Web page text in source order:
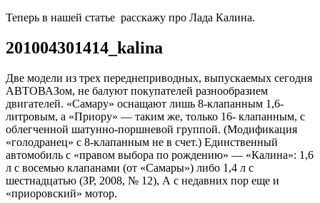
Теперь в нашей статье расскажу про Лада Калина.
201004301414_kalina
Две модели из трех переднеприводных, выпускаемых сегодня
АВТОВАЗом, не балуют покупателей разнообразием
двигателей. «Самару» оснащают лишь 8-клапанным 1,6-
литровым, а «Приору» — таким же, только 16- клапанным, с
облегченной шатунно-поршневой группой. (Модификация
«голодранец» с 8-клапанным не в счет.) Единственный
автомобиль с «правом выбора по рождению» — «Калина»: 1,6
л с восемью клапанами (от «Самары») либо 1,4 л с
шестнадцатью (ЗР, 2008, № 12), А с недавних пор еще и
«приоровский» мотор.